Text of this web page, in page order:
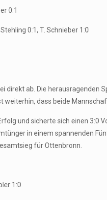
0:1
0:1, T. Schnieber 1:0
direkt ab. Die herausragenden
weiterhin, dass beide
und sicherte sich einen 3:0
in einem spannenden
für Ottenbronn.
1:0